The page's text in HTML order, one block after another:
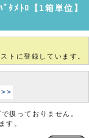
年カタログ商品】
ﾒﾄﾛ【1箱単位】
トに登録しています。
扱っておりません。
す。